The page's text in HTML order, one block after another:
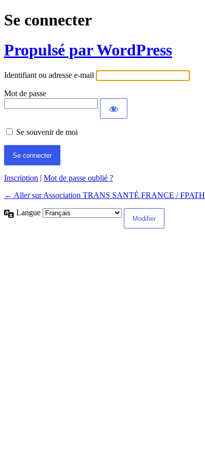
Se connecter
Propulsé par WordPress
Identifiant ou adresse e-mail
Mot de passe
Se souvenir de moi
Inscription | Mot de passe oublié ?
← Aller sur Association TRANS SANTÉ FRANCE / FPATH
Langue